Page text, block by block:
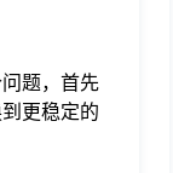
题，首先
更稳定的